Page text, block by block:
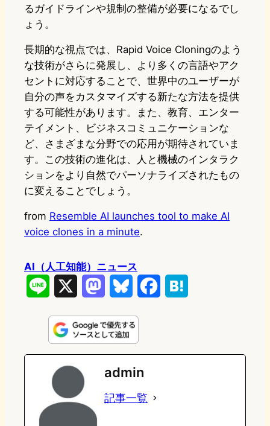
るガイドラインや規制の整備が必要になるでし
ょう。
長期的な視点では、Rapid Voice Cloningのよう
な技術がさらに発展し、より多くの言語やアク
セントに対応することで、世界中のユーザーが
自分の声をカスタマイズする新たな方法を提供
する可能性があります。また、教育、エンター
テイメント、ビジネスコミュニケーションな
ど、さまざまな分野での応用が期待されていま
す。この技術の進化は、人と機械のインタラク
ションをより自然でパーソナライズされたもの
に変えることでしょう。
from Resemble AI launches tool to make AI
voice clones in a minute.
AI（人工知能）ニュース
n
e
s
t
o
d
u
e
s
k
e
e
admin
記事一覧